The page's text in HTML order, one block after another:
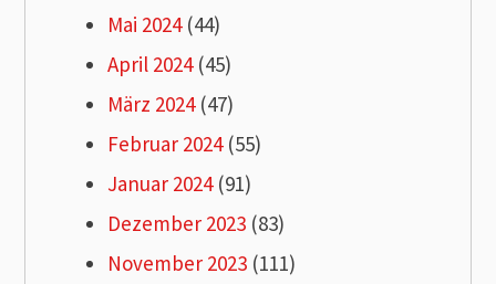
Mai 2024(44)
April 2024(45)
März 2024(47)
Februar 2024(55)
Januar 2024(91)
Dezember 2023 (83)
November 2023 (111)